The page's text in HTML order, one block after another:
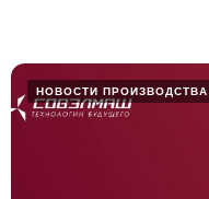
НОВОСТИ ПРОИЗВОДСТВА